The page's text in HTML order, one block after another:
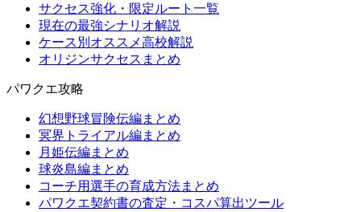
サクセス強化・限定ルート一覧
現在の最強シナリオ解説
ケース別オススメ高校解説
オリジンサクセスまとめ
パワクエ攻略
幻想野球冒険伝編まとめ
冥界トライアル編まとめ
月姫伝編まとめ
球炎島編まとめ
コーチ用選手の育成方法まとめ
パワクエ契約書の査定・コスパ算出ツール